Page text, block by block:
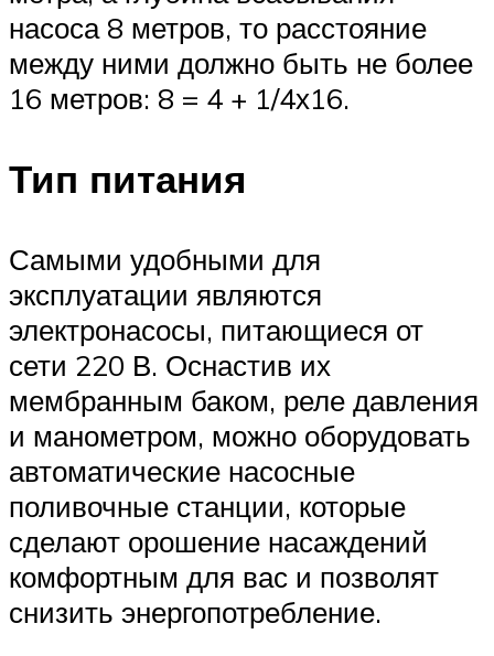
насоса 8 метров, то расстояние
между ними должно быть не более
16 метров: 8 = 4 + 1/4х16.
Тип питания
Самыми удобными для
эксплуатации являются
электронасосы, питающиеся от
сети 220 В. Оснастив их
мембранным баком, реле давления
и манометром, можно оборудовать
автоматические насосные
поливочные станции, которые
сделают орошение насаждений
комфортным для вас и позволят
снизить энергопотребление.